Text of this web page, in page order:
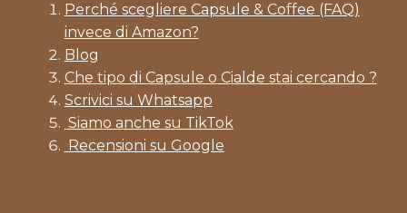
Perché scegliere Capsule & Coffee (FAQ)
invece di Amazon?
Blog
Che tipo di Capsule o Cialde stai cercando ?
Scrivici su Whatsapp
Siamo anche su TikTok
Recensioni su Google